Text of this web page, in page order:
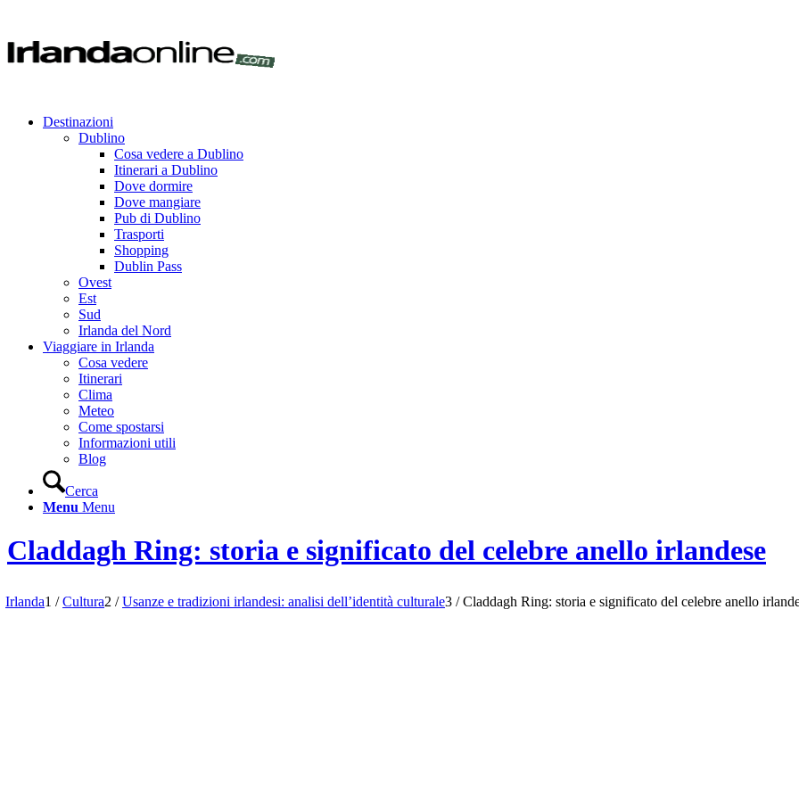
Destinazioni
Dublino
Cosa vedere a Dublino
Itinerari a Dublino
Dove dormire
Dove mangiare
Pub di Dublino
Trasporti
Shopping
Dublin Pass
Ovest
Est
Sud
Irlanda del Nord
Viaggiare in Irlanda
Cosa vedere
Itinerari
Clima
Meteo
Come spostarsi
Informazioni utili
Blog
Cerca
Menu Menu
Claddagh Ring: storia e significato del celebre anello irlandese
Irlanda1 / Cultura2 / Usanze e tradizioni irlandesi: analisi dell’identità culturale3 / Claddagh Ring: storia e significato del celebre anello